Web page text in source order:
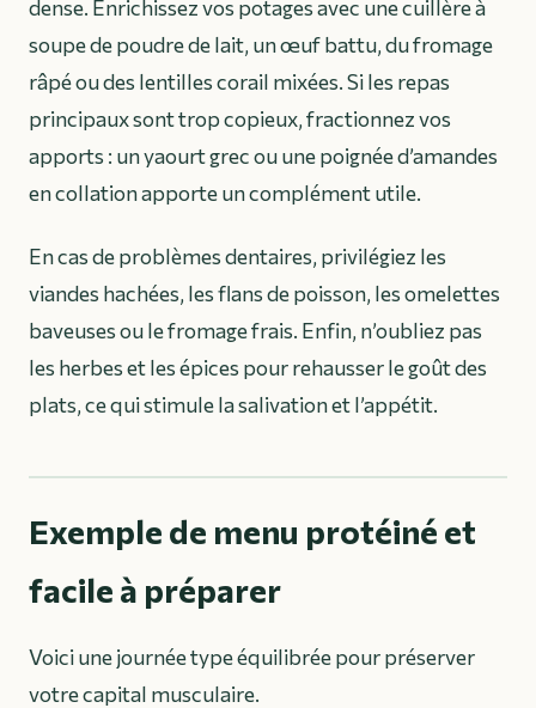
dense. Enrichissez vos potages avec une cuillère à
soupe de poudre de lait, un œuf battu, du fromage
râpé ou des lentilles corail mixées. Si les repas
principaux sont trop copieux, fractionnez vos
apports : un yaourt grec ou une poignée d’amandes
en collation apporte un complément utile.
En cas de problèmes dentaires, privilégiez les
viandes hachées, les flans de poisson, les omelettes
baveuses ou le fromage frais. Enfin, n’oubliez pas
les herbes et les épices pour rehausser le goût des
plats, ce qui stimule la salivation et l’appétit.
Exemple de menu protéiné et
facile à préparer
Voici une journée type équilibrée pour préserver
votre capital musculaire.